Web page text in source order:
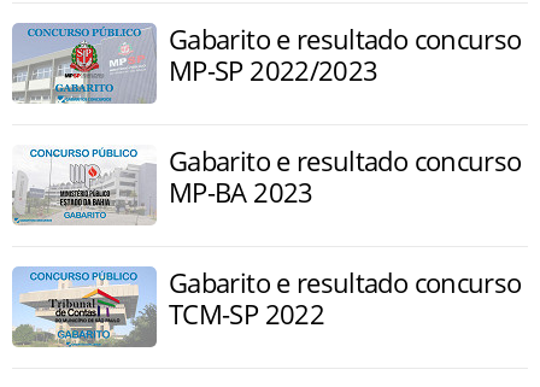
Gabarito e resultado concurso
MP-SP 2022/2023
Gabarito e resultado concurso
MP-BA 2023
Gabarito e resultado concurso
TCM-SP 2022